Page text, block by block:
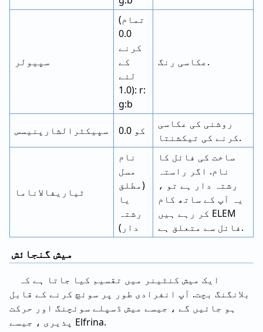
سپیولر
(تمام
0.0
کرنے
کے
لئے
1.0): r:
g:b
عکاسی رنگ.
سپیکٹرالشارپنیسس 0.0 کو
روشنی کی عکاسی
کرنے کی تیکشنتا.
ٹیاریفالاناما
نام
مسل
(مطلق
یا
رشتہ
دار)
ساخت کی فائل کا
نام. اگر راستہ
رشتہ دار ہے تو ،
یہ آپ کے ساتھ کام
کر رہے ہیں ELEM
فائل سے متعلق ہے.
میش گنجائش
ایک میش کنٹینر میں تقسیم کیا جاتا ہے کہ
بلانگنگ بچت. آپ انفرادی طور پر سوئچ کرنے کے قابل
ہو جائیں گے ، جیسے میش ڈسپلے سوئچنگ اور حرکت
پذیری ، جیسے Elfrina.